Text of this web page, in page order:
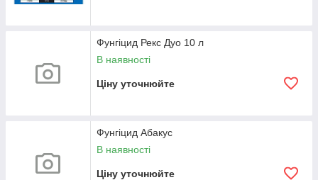
Фунгіцид Рекс Дуо 10 л
В наявності
Ціну уточнюйте
Фунгіцид Абакус
В наявності
Ціну уточнюйте